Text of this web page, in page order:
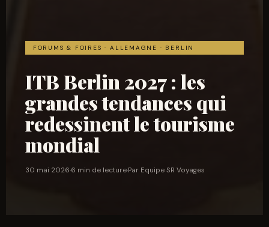
FORUMS & FOIRES · ALLEMAGNE · BERLIN
ITB Berlin 2027 : les
grandes tendances qui
redessinent le tourisme
mondial
30 mai 2026·6 min de lecture·Par Equipe SR Voyages